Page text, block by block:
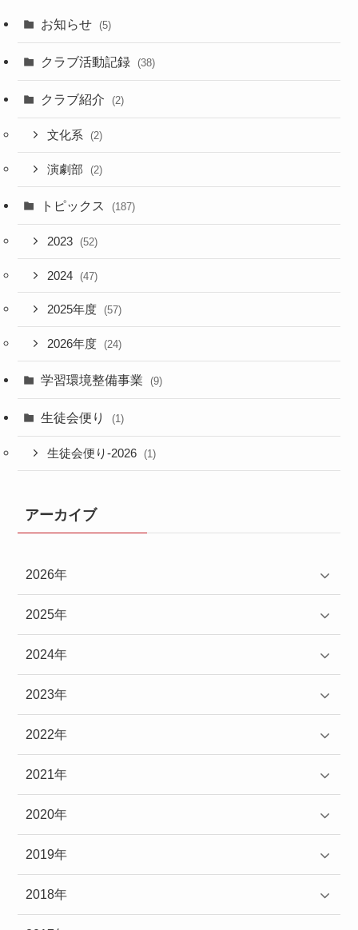
お知らせ (5)
クラブ活動記録 (38)
クラブ紹介 (2)
文化系 (2)
演劇部 (2)
トピックス (187)
2023 (52)
2024 (47)
2025年度 (57)
2026年度 (24)
学習環境整備事業 (9)
生徒会便り (1)
生徒会便り-2026 (1)
アーカイブ
2026年
2025年
2024年
2023年
2022年
2021年
2020年
2019年
2018年